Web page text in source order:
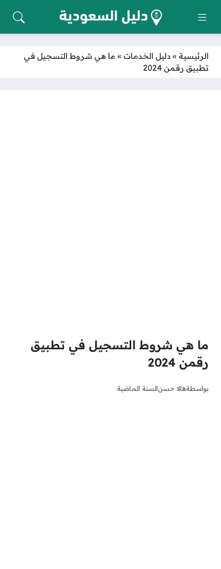
الرئيسية » دليل الخدمات » ما هي شروط التسجيل في
تطبيق رقمن 2024
ما هي شروط التسجيل في تطبيق
رقمن 2024
بواسطةهالا حسنالسنة الماضية